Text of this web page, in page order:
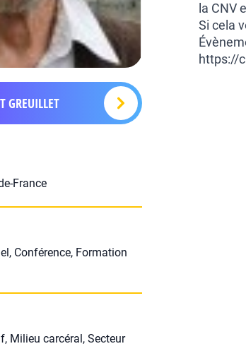
GREUILLET
France
Conférence, Formation
Milieu carcéral, Secteur
la CNV
Si cela
https://